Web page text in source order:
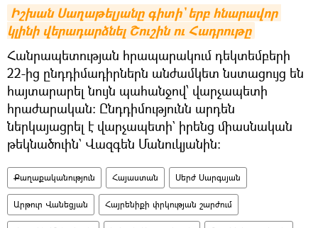
Իշխան Սաղաթելյանը գիտի` երբ հնարավոր
կլինի վերադարձնել Շուշին ու Հադրութը
Հանրապետության հրապարակում դեկտեմբերի
22-ից ընդդիմադիրներն անժամկետ նստացույց են
հայտարարել նույն պահանջով՝ վարչապետի
հրաժարական: Ընդդիմությունն արդեն
ներկայացրել է վարչապետի` իրենց միասնական
թեկնածուին` Վազգեն Մանուկյանին։
Քաղաքականություն Հայաստան Սերժ Սարգսյան
Արթուր Վանեցյան Հայրենիքի փրկության շարժում